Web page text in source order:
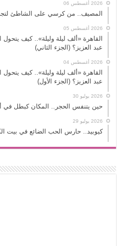
2026 أغسطس 06
المصيف.. من كرسي على الشاطئ
2026 أغسطس 05
القاهرة «ألف ليلة وليلة».. كيف
عبد العزيز؟ (الجزء الثاني)
2026 أغسطس 04
القاهرة «ألف ليلة وليلة».. كيف
عبد العزيز؟ (الجزء الأول)
2026 يوليو 30
حين يتنفس الحجر.. المكان كبطل في
2026 يوليو 29
كيوبيد.. حارس الحب الضائع في بيت